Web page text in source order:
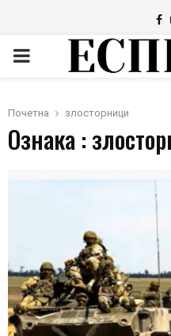
PRIMARY
Почетна злосторници
Ознака :